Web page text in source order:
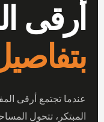
أرقى
عندما تجتمع أرقى
المبتكر، تتحول